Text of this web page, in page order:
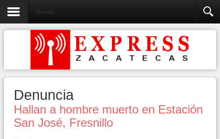
Denuncia
Denuncia
Hallan a hombre muerto en Estación
San José, Fresnillo